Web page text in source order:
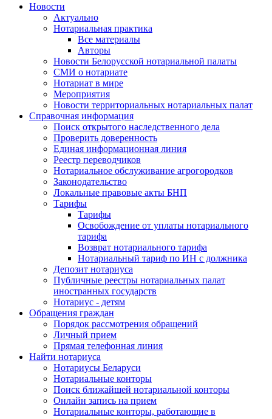
Новости
Актуально
Нотариальная практика
Все материалы
Авторы
Новости Белорусской нотариальной палаты
СМИ о нотариате
Нотариат в мире
Мероприятия
Новости территориальных нотариальных палат
Справочная информация
Поиск открытого наследственного дела
Проверить доверенность
Единая информационная линия
Реестр переводчиков
Нотариальное обслуживание агрогородков
Законодательство
Локальные правовые акты БНП
Тарифы
Тарифы
Освобождение от уплаты нотариального
тарифа
Возврат нотариального тарифа
Нотариальный тариф по ИН с должника
Депозит нотариуса
Публичные реестры нотариальных палат
иностранных государств
Нотариус - детям
Обращения граждан
Порядок рассмотрения обращений
Личный прием
Прямая телефонная линия
Найти нотариуса
Нотариусы Беларуси
Нотариальные конторы
Поиск ближайшей нотариальной конторы
Онлайн запись на прием
Нотариальные конторы, работающие в